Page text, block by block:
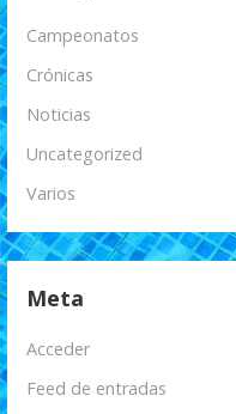
Campeonatos
Crónicas
Noticias
Uncategorized
Varios
Meta
Acceder
Feed de entradas